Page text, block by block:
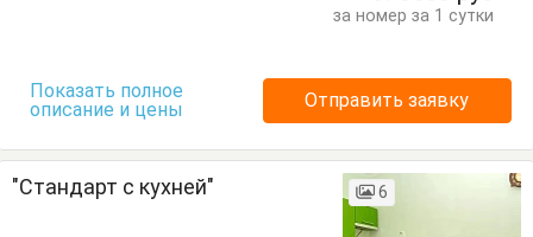
за номер за 1 сутки
Показать полное
описание и цены
Отправить заявку
"Стандарт с кухней" 6